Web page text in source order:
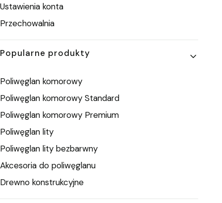
Ustawienia konta
Przechowalnia
Popularne produkty
Poliwęglan komorowy
Poliwęglan komorowy Standard
Poliwęglan komorowy Premium
Poliwęglan lity
Poliwęglan lity bezbarwny
Akcesoria do poliwęglanu
Drewno konstrukcyjne